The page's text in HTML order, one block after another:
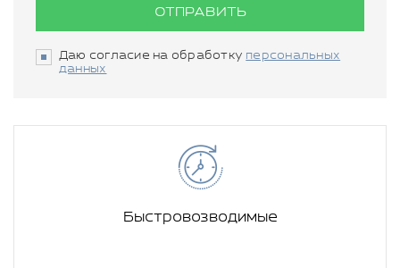
ОТПРАВИТЬ
Даю согласие на обработку персональных
данных
Быстровозводимые